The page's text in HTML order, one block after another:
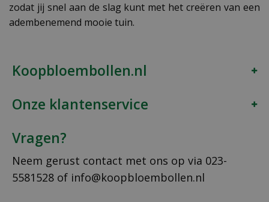
zodat jij snel aan de slag kunt met het creëren van een
adembenemend mooie tuin.
Koopbloembollen.nl
Onze klantenservice
Vragen?
Neem gerust contact met ons op via 023-
5581528 of info@koopbloembollen.nl